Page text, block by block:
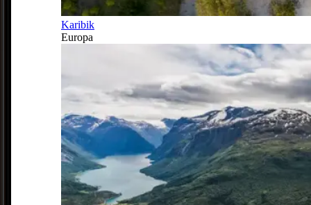
Karibik
Europa